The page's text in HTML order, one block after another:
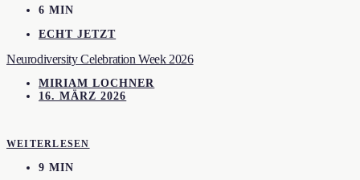
6 MIN
ECHT JETZT
Neurodiversity Celebration Week 2026
MIRIAM LOCHNER
16. MÄRZ 2026
WEITERLESEN
9 MIN